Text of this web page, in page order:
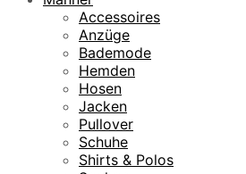
Accessoires
Anzüge
Bademode
Hemden
Hosen
Jacken
Pullover
Schuhe
Shirts & Polos